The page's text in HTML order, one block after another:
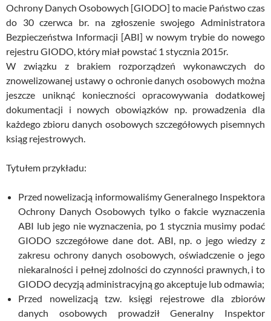
Ochrony Danych Osobowych [GIODO] to macie Państwo czas
do 30 czerwca br. na zgłoszenie swojego Administratora
Bezpieczeństwa Informacji [ABI] w nowym trybie do nowego
rejestru GIODO, który miał powstać 1 stycznia 2015r.
W związku z brakiem rozporządzeń wykonawczych do
znowelizowanej ustawy o ochronie danych osobowych można
jeszcze uniknąć konieczności opracowywania dodatkowej
dokumentacji i nowych obowiązków np. prowadzenia dla
każdego zbioru danych osobowych szczegółowych pisemnych
ksiąg rejestrowych.
Tytułem przykładu:
Przed nowelizacją informowaliśmy Generalnego Inspektora
Ochrony Danych Osobowych tylko o fakcie wyznaczenia
ABI lub jego nie wyznaczenia, po 1 stycznia musimy podać
GIODO szczegółowe dane dot. ABI, np. o jego wiedzy z
zakresu ochrony danych osobowych, oświadczenie o jego
niekaralności i pełnej zdolności do czynności prawnych, i to
GIODO decyzją administracyjną go akceptuje lub odmawia;
Przed nowelizacją tzw. księgi rejestrowe dla zbiorów
danych osobowych prowadził Generalny Inspektor